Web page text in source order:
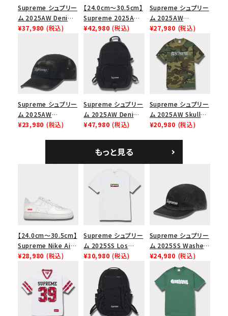
Supreme シュプリー
ム 2025AW Denim
Shoulder Bag デニ
¥37,980 (税込)
【24.0cm～30.5cm】
Supreme 2025AW
Nike SB Dunk Low
ナイキ SB ダンク ロ
ー スニーカー ホワイ
¥42,980 (税込)
Supreme シュプリー
ム 2025AW
Pigment Coated
2-Tone S Logo 6-
Panel Cap ピグメン
トコーテッド 2トーン
エスロゴ 6パネルキャ
ップ ブラック
¥27,980 (税込)
Supreme シュプリー
ム 2025AW
Overdyed Camp
¥23,980 (税込)
Supreme シュプリー
ム 2025AW Denim
Backpack デニム バ
¥47,980 (税込)
Supreme シュプリー
ム 2025AW Skull
Tee スカル Tシャ
¥20,980 (税込)
もっと見る
【24.0cm～30.5cm】
Supreme Nike Air
Force 1 Low シュプ
ース１スニーカー シ
ューズ ホワイト
¥28,980 (税込)
Supreme シュプリー
ム 2025SS Los
Angeles Fire Relief
Box Logo Tee ファ
イヤーリリーフボック
スロゴTシャツ ホワ
イト 白
¥30,980 (税込)
Supreme シュプリー
ム 2025SS Washed
Chino Twill Camp
Cap ウォッシュチノツ
イルキャンプキャップ
ブラック 黒
¥24,980 (税込)